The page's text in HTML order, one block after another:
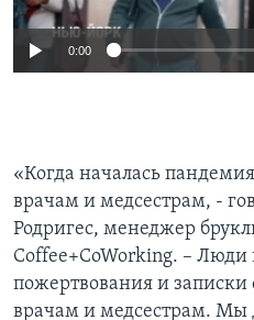
0:00
«Когда началась
врачам и медсестрам, -
Родригес, менеджер
Coffee+CoWorking. –
пожертвования и
врачам и медсестрам. Мы